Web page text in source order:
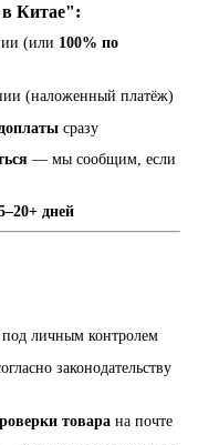
в Китае":
(или 100% по
(наложенный платёж)
сразу
— мы сообщим, если
дней
личным контролем
законодательству
товара на почте